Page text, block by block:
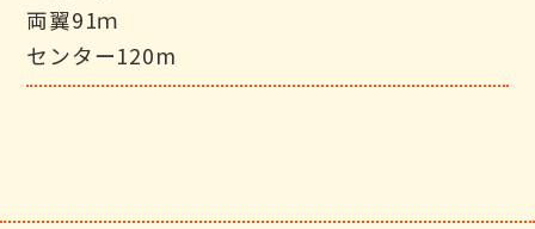
両翼91ｍ
センター120m